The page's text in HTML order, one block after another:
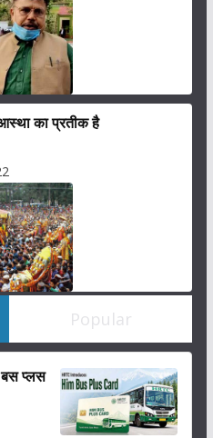
का प्रतीक है
Popular
बस प्लस